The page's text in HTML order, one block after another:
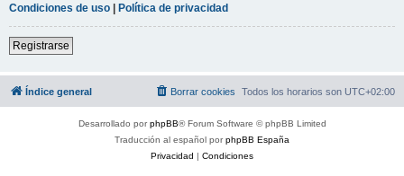
Condiciones de uso | Política de privacidad
Registrarse
Índice general Todos los horarios son UTC+02:00
Borrar cookies
Desarrollado porphpBB® Forum Software © phpBB Limited
Traducción al español porphpBB España
Privacidad | Condiciones